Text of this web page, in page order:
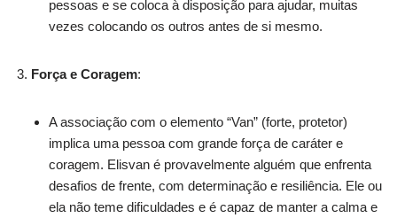
pessoas e se coloca à disposição para ajudar, muitas
vezes colocando os outros antes de si mesmo.
Força e Coragem:
A associação com o elemento “Van” (forte, protetor)
implica uma pessoa com grande força de caráter e
coragem. Elisvan é provavelmente alguém que enfrenta
desafios de frente, com determinação e resiliência. Ele ou
ela não teme dificuldades e é capaz de manter a calma e